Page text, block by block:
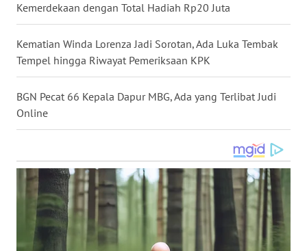
Kemerdekaan dengan Total Hadiah Rp20 Juta
Kematian Winda Lorenza Jadi Sorotan, Ada Luka Tembak
Tempel hingga Riwayat Pemeriksaan KPK
BGN Pecat 66 Kepala Dapur MBG, Ada yang Terlibat Judi
Online
WN
JAMBI
WN
SULTENG
WN
SULBAR